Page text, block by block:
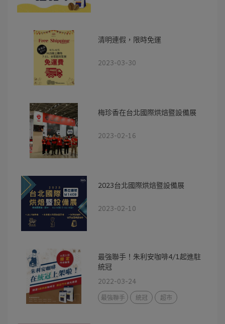
清明連假，限時免運
2023-03-30
梅珍香在台北國際烘焙暨設備展
2023-02-16
2023台北國際烘焙暨設備展
2023-02-10
最強聯手！朱利安咖啡4/1起進駐
統冠
2022-03-24
最強聯手 統冠 超市